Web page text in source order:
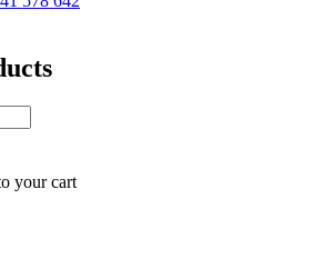
your cart